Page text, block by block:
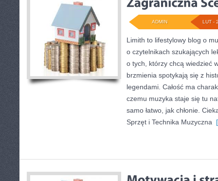
LUT -
ADMIN
Limith to lifestylowy blog o
o czytelnikach szukających
o tych, którzy chcą wiedzieć
brzmienia spotykają się z
legendami. Całość ma
czemu muzyka staje się tu
samo łatwo, jak chłonie.
Sprzęt i Technika Muzyczna